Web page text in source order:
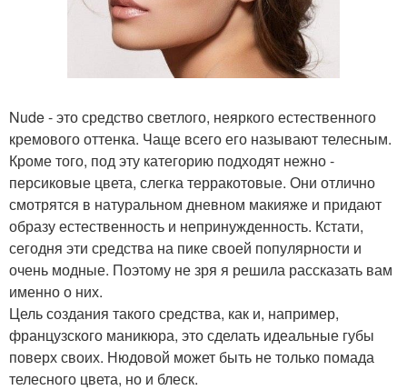
Nude - это средство светлого, неяркого естественного
кремового оттенка. Чаще всего его называют телесным.
Кроме того, под эту категорию подходят нежно -
персиковые цвета, слегка терракотовые. Они отлично
смотрятся в натуральном дневном макияже и придают
образу естественность и непринужденность. Кстати,
сегодня эти средства на пике своей популярности и
очень модные. Поэтому не зря я решила рассказать вам
именно о них.
Цель создания такого средства, как и, например,
французского маникюра, это сделать идеальные губы
поверх своих. Нюдовой может быть не только помада
телесного цвета, но и блеск.